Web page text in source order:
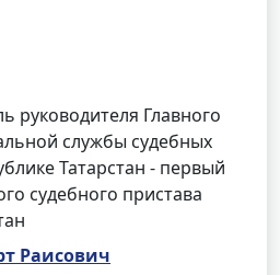
руководителя Главного
службы судебных
Татарстан - первый
судебного пристава
Раисович